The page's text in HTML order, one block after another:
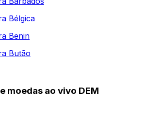
Bélgica
Benin
Butão
moedas ao vivo DEM